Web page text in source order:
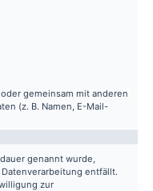
gemeinsam mit anderen
(z. B. Namen, E-Mail-
genannt wurde,
entfällt.
zur